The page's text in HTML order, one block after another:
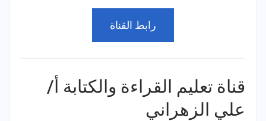
رابط القناة
قناة تعليم القراءة والكتابة أ/
علي الزهراني